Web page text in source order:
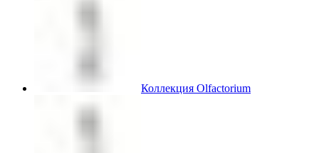
Коллекция Olfactorium